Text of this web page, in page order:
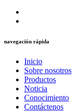
navegación rápida
Inicio
Sobre nosotros
Productos
Noticia
Conocimiento
Contáctenos